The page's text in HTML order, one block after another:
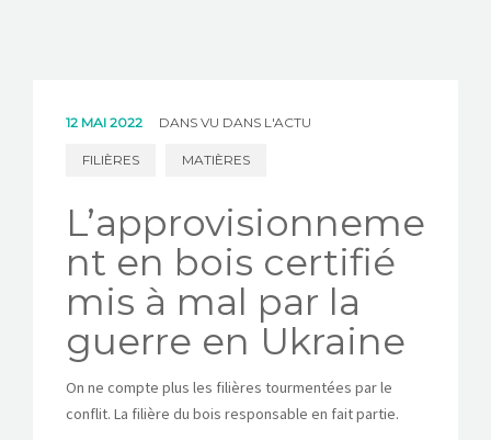
12 MAI 2022 DANS VU DANS L'ACTU
FILIÈRES MATIÈRES
L’approvisionneme
nt en bois certifié
mis à mal par la
guerre en Ukraine
On ne compte plus les filières tourmentées par le
conflit. La filière du bois responsable en fait partie.